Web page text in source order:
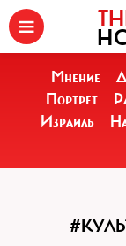
Мнение
Портрет
Израиль